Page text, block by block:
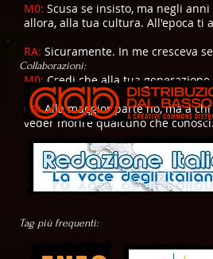
M0: Scusa se insisto, ma negli
allora, alla tua cultura. All'epoca ti
RA: Sicuramente. In me cresceva
M0: Credi che alla tua
RA:Alla maggior parte no, ma a
veder morire qualcuno che conosci.
Collaborazioni:
Tag più frequenti: